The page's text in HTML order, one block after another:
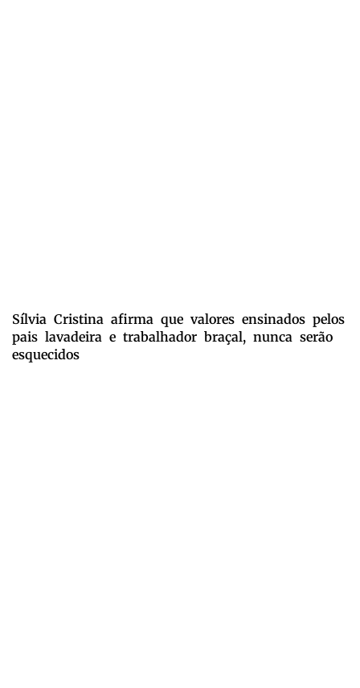
Sílvia Cristina afirma que valores ensinados pelos
pais lavadeira e trabalhador braçal, nunca serão
esquecidos